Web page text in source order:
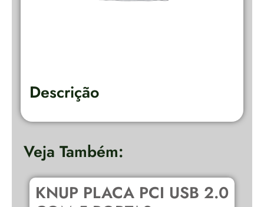
Descrição
Veja Também:
KNUP PLACA PCI USB 2.0